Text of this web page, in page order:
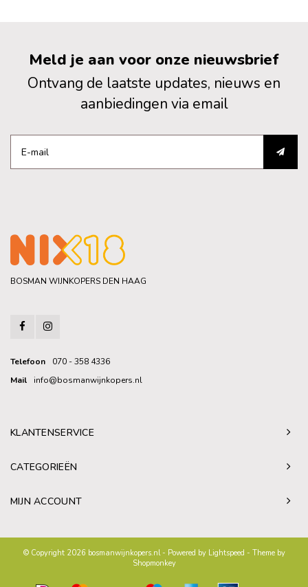
Meld je aan voor onze nieuwsbrief
Ontvang de laatste updates, nieuws en
aanbiedingen via email
BOSMAN WIJNKOPERS DEN HAAG
Telefoon
070 - 358 4336
Mail
info@bosmanwijnkopers.nl
KLANTENSERVICE
CATEGORIEËN
MIJN ACCOUNT
© Copyright 2026 bosmanwijnkopers.nl - Powered by Lightspeed - Theme by
Shopmonkey